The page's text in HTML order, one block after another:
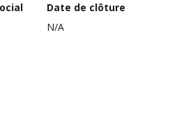
Date de clôture
N/A